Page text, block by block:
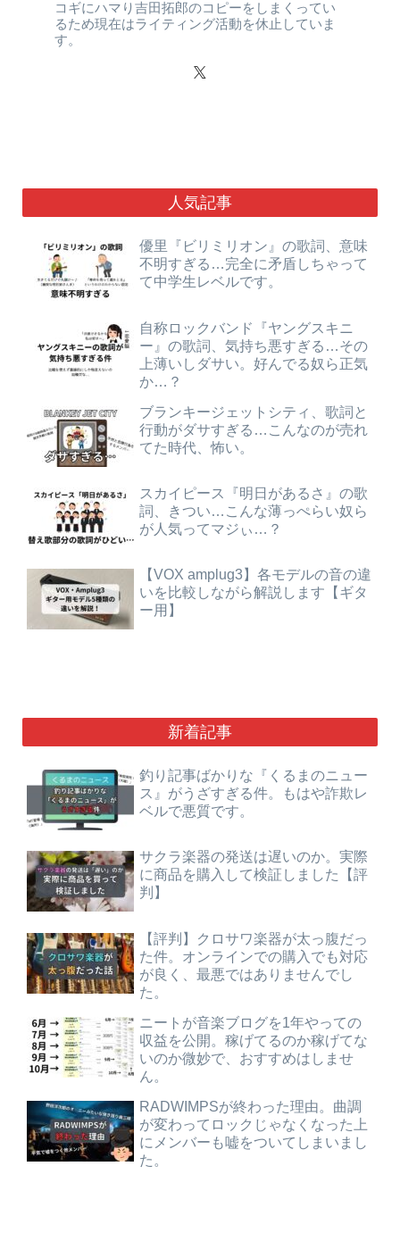
コギにハマり吉田拓郎のコピーをしまくってい
るため現在はライティング活動を休止していま
す。
人気記事
優里『ビリミリオン』の歌詞、意味
不明すぎる…完全に矛盾しちゃって
て中学生レベルです。
自称ロックバンド『ヤングスキニ
ー』の歌詞、気持ち悪すぎる…その
上薄いしダサい。好んでる奴ら正気
か…？
ブランキージェットシティ、歌詞と
行動がダサすぎる…こんなのが売れ
てた時代、怖い。
スカイピース『明日があるさ』の歌
詞、きつい…こんな薄っぺらい奴ら
が人気ってマジぃ…？
【VOX amplug3】各モデルの音の違
いを比較しながら解説します【ギタ
ー用】
新着記事
釣り記事ばかりな『くるまのニュー
ス』がうざすぎる件。もはや詐欺レ
ベルで悪質です。
サクラ楽器の発送は遅いのか。実際
に商品を購入して検証しました【評
判】
【評判】クロサワ楽器が太っ腹だっ
た件。オンラインでの購入でも対応
が良く、最悪ではありませんでし
た。
ニートが音楽ブログを1年やっての
収益を公開。稼げてるのか稼げてな
いのか微妙で、おすすめはしませ
ん。
RADWIMPSが終わった理由。曲調
が変わってロックじゃなくなった上
にメンバーも嘘をついてしまいまし
た。